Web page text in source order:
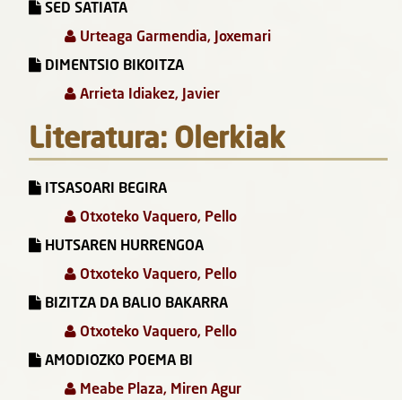
SED SATIATA
Urteaga Garmendia, Joxemari
DIMENTSIO BIKOITZA
Arrieta Idiakez, Javier
Literatura: Olerkiak
ITSASOARI BEGIRA
Otxoteko Vaquero, Pello
HUTSAREN HURRENGOA
Otxoteko Vaquero, Pello
BIZITZA DA BALIO BAKARRA
Otxoteko Vaquero, Pello
AMODIOZKO POEMA BI
Meabe Plaza, Miren Agur